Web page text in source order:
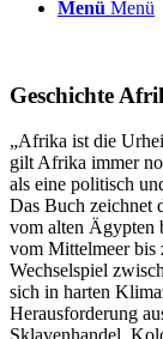
Menü Menü
Geschichte
„Afrika ist die
gilt Afrika immer
als eine politisch
Das Buch zeichnet
vom alten Ägypten
vom Mittelmeer bis
Wechselspiel
sich in harten
Herausforderung